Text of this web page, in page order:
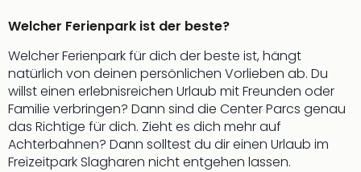
Welcher Ferienpark ist der beste?
Welcher Ferienpark für dich der beste ist, hängt
natürlich von deinen persönlichen Vorlieben ab. Du
willst einen erlebnisreichen Urlaub mit Freunden oder
Familie verbringen? Dann sind die Center Parcs genau
das Richtige für dich. Zieht es dich mehr auf
Achterbahnen? Dann solltest du dir einen Urlaub im
Freizeitpark Slagharen nicht entgehen lassen.